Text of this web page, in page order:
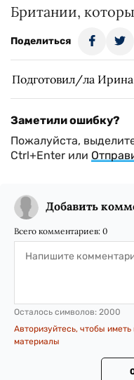
Британии,
Поделиться
Подготовил/ла
Заметили ошибку?
Пожалуйста,
Ctrl+Enter или
Добавить
Всего комментариев: 0
Осталось символов: 2000
Авторизуйтесь, чтобы
материалы